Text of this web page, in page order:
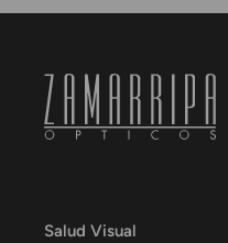
Salud Visual